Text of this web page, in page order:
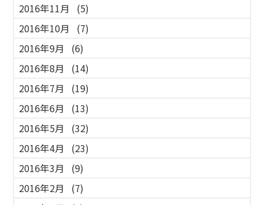
2016年11月
(5)
2016年10月
(7)
2016年9月
(6)
2016年8月
(14)
2016年7月
(19)
2016年6月
(13)
2016年5月
(32)
2016年4月
(23)
2016年3月
(9)
2016年2月
(7)